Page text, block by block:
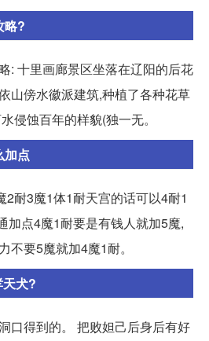
略?
: 十里画廊景区坐落在辽阳的后花
山傍水徽派建筑,种植了各种花草
侵蚀百年的样貌(独一无。
加点
耐3魔1体1耐天宫的话可以4耐1
加点4魔1耐要是有钱人就加5魔,
不要5魔就加4魔1耐。
犬?
口得到的。 把败妲己后身后有好